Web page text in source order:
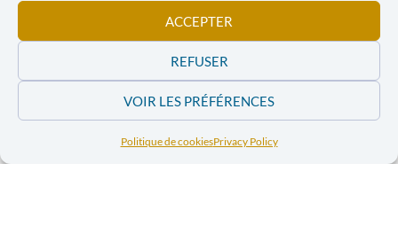
ACCEPTER
REFUSER
VOIR LES PRÉFÉRENCES
Politique de cookiesPrivacy Policy
aliments. Tant les causes que les conséquences de la
Signataires : CNCD-11.11.11, 11.11.11, Broederlijk Delen,